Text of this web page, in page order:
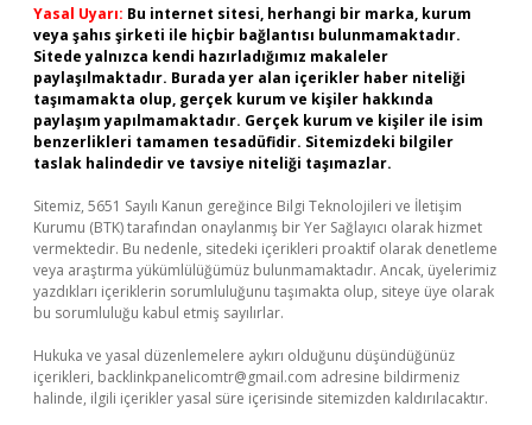
Yasal Uyarı: Bu internet sitesi, herhangi bir marka, kurum
veya şahıs şirketi ile hiçbir bağlantısı bulunmamaktadır.
Sitede yalnızca kendi hazırladığımız makaleler
paylaşılmaktadır. Burada yer alan içerikler haber niteliği
taşımamakta olup, gerçek kurum ve kişiler hakkında
paylaşım yapılmamaktadır. Gerçek kurum ve kişiler ile isim
benzerlikleri tamamen tesadüfidir. Sitemizdeki bilgiler
taslak halindedir ve tavsiye niteliği taşımazlar.
Sitemiz, 5651 Sayılı Kanun gereğince Bilgi Teknolojileri ve İletişim
Kurumu (BTK) tarafından onaylanmış bir Yer Sağlayıcı olarak hizmet
vermektedir. Bu nedenle, sitedeki içerikleri proaktif olarak denetleme
veya araştırma yükümlülüğümüz bulunmamaktadır. Ancak, üyelerimiz
yazdıkları içeriklerin sorumluluğunu taşımakta olup, siteye üye olarak
bu sorumluluğu kabul etmiş sayılırlar.
Hukuka ve yasal düzenlemelere aykırı olduğunu düşündüğünüz
içerikleri, backlinkpanelicomtr@gmail.com adresine bildirmeniz
halinde, ilgili içerikler yasal süre içerisinde sitemizden kaldırılacaktır.